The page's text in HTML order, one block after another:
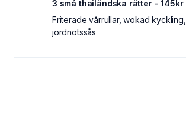
3 små thailändska rätter - 145kr
Friterade vårrullar, wokad
jordnötssås